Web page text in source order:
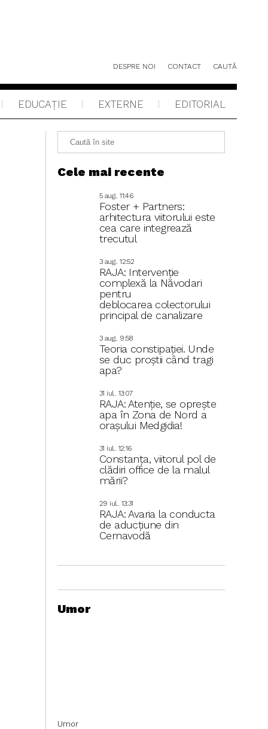
DESPRE NOI CONTACT CAUTĂ
EDUCAŢIE EXTERNE EDITORIAL
Cele mai recente
5 aug.. 11:46
Foster + Partners:
arhitectura viitorului este
cea care integrează
trecutul
3 aug.. 12:52
RAJA: Intervenție
complexă la Năvodari
pentru
deblocarea colectorului
principal de canalizare
3 aug.. 9:58
Teoria constipației. Unde
se duc proștii când tragi
apa?
31 iul.. 13:07
RAJA: Atenție, se oprește
apa în Zona de Nord a
orașului Medgidia!
31 iul.. 12:16
Constanța, viitorul pol de
clădiri office de la malul
mării?
29 iul.. 13:31
RAJA: Avaria la conducta
de aducțiune din
Cernavodă
Umor
Umor